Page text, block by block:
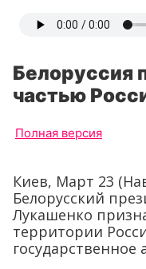
Белоруссия
частью
Полная версия
Киев, Март 23
Белорусский
Лукашенко
территории
государственное